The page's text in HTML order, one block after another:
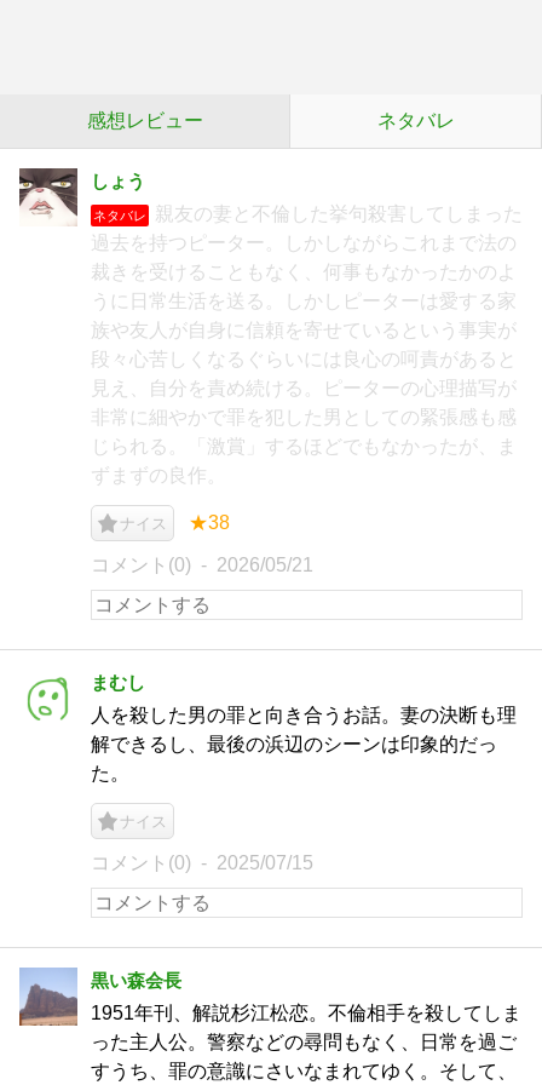
感想レビュー ネタバレ
しょう
ネタバレ
親友の妻と不倫した挙句殺害してしまった
過去を持つピーター。しかしながらこれまで法の
裁きを受けることもなく、何事もなかったかのよ
うに日常生活を送る。しかしピーターは愛する家
族や友人が自身に信頼を寄せているという事実が
段々心苦しくなるぐらいには良心の呵責があると
見え、自分を責め続ける。ピーターの心理描写が
非常に細やかで罪を犯した男としての緊張感も感
じられる。「激賞」するほどでもなかったが、ま
ずまずの良作。
ナイス ★38
コメント(0) 2026/05/21
まむし
人を殺した男の罪と向き合うお話。妻の決断も理
解できるし、最後の浜辺のシーンは印象的だっ
た。
ナイス
コメント(0) 2025/07/15
黒い森会長
1951年刊、解説杉江松恋。不倫相手を殺してしま
った主人公。警察などの尋問もなく、日常を過ご
すうち、罪の意識にさいなまれてゆく。そして、